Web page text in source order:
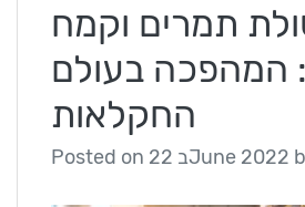
תמרים וקמח
המהפכה בעולם
החקלאות
Posted on 22 בJune 2022